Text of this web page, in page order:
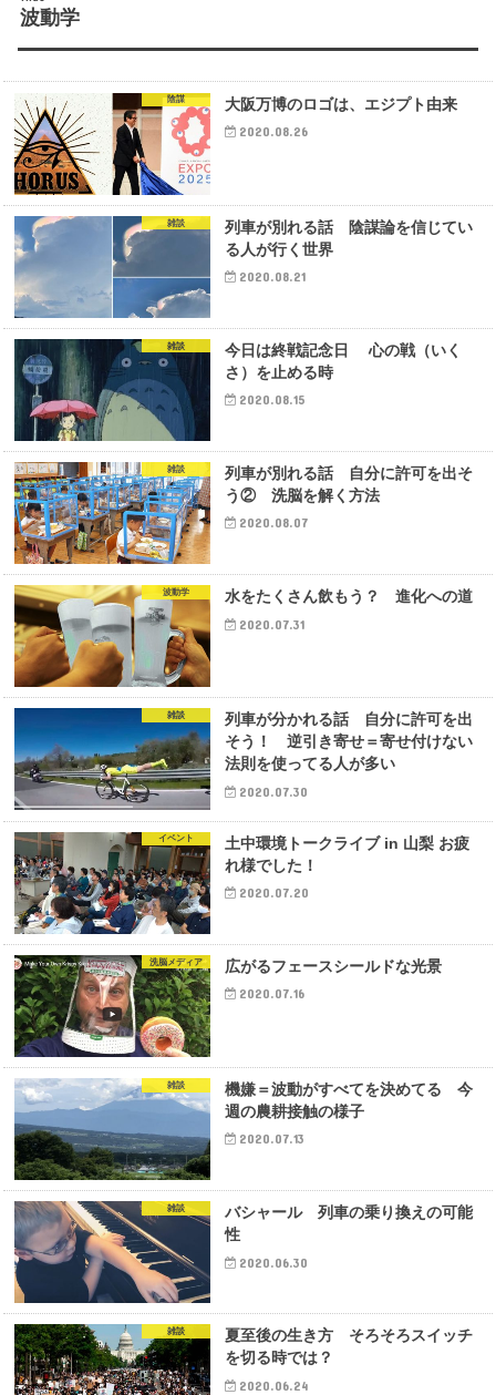
波動学
陰謀 大阪万博のロゴは、エジプト由来
2020.08.26
雑談
列車が別れる話 陰謀論を信じてい
る人が行く世界
2020.08.21
雑談
今日は終戦記念日 心の戦（いく
さ）を止める時
2020.08.15
雑談
列車が別れる話 自分に許可を出そ
う② 洗脳を解く方法
2020.08.07
波動学 水をたくさん飲もう？ 進化への道
2020.07.31
雑談
列車が分かれる話 自分に許可を出
そう！ 逆引き寄せ＝寄せ付けない
法則を使ってる人が多い
2020.07.30
イベント
土中環境トークライブ in 山梨 お疲
れ様でした！
2020.07.20
洗脳メディア 広がるフェースシールドな光景
2020.07.16
雑談
機嫌＝波動がすべてを決めてる 今
週の農耕接触の様子
2020.07.13
雑談
バシャール 列車の乗り換えの可能
性
2020.06.30
雑談
夏至後の生き方 そろそろスイッチ
を切る時では？
2020.06.24